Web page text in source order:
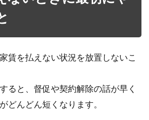
賃を払えない状況を放置しないこ
ると、督促や契約解除の話が早く
どんどん短くなります。